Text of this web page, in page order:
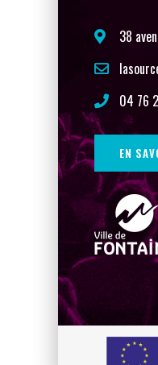
38
04 76
EN